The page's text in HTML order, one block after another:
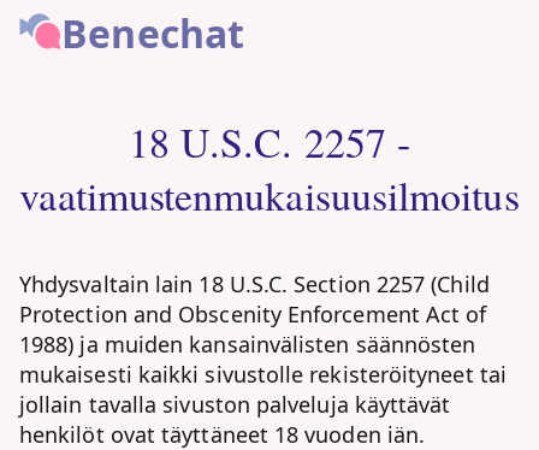
Benechat
18 U.S.C. 2257 -
vaatimustenmukaisuusilmoitus
Yhdysvaltain lain 18 U.S.C. Section 2257 (Child
Protection and Obscenity Enforcement Act of
1988) ja muiden kansainvälisten säännösten
mukaisesti kaikki sivustolle rekisteröityneet tai
jollain tavalla sivuston palveluja käyttävät
henkilöt ovat täyttäneet 18 vuoden iän.